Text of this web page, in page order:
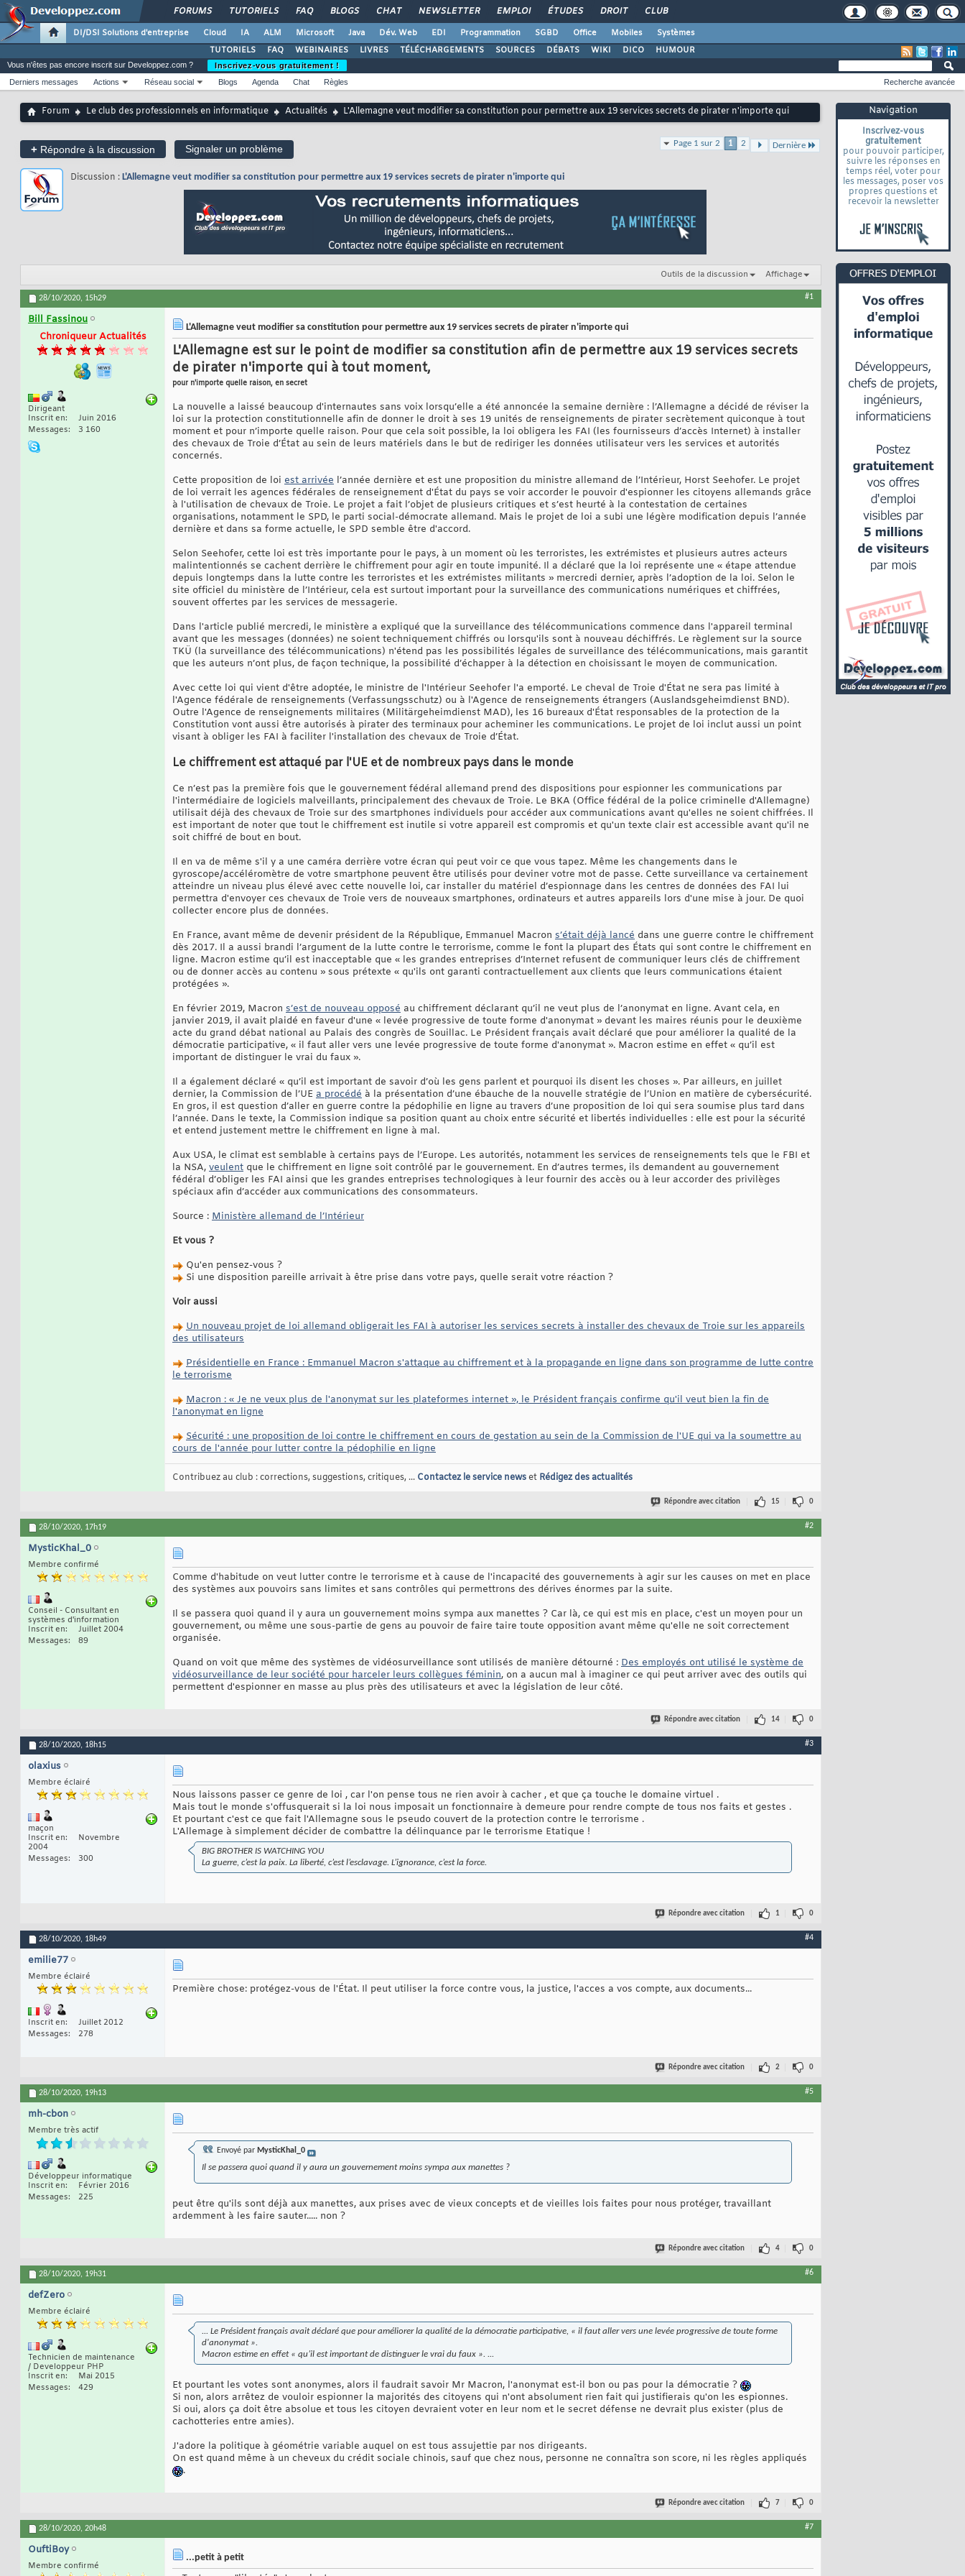
FORUMS TUTORIELS FAQ BLOGS CHAT NEWSLETTER EMPLOI ÉTUDES DROIT CLUB
DI/DSI Solutions d'entreprise Cloud IA ALM Microsoft Java Dév. Web EDI Programmation SGBD Office Mobiles
Systèmes
TUTORIELS
FAQ WEBINAIRES LIVRES TÉLÉCHARGEMENTS SOURCES DÉBATS WIKI DICO HUMOUR
Navigation
Inscrivez-vous
gratuitement
pour pouvoir participer,
suivre les réponses en
temps réel, voter pour
les messages, poser vos
propres questions et
recevoir la newsletter
Vous n'êtes pas encore inscrit sur Developpez.com ?
Inscrivez-vous gratuitement !
Derniers messages
Actions Réseau social Blogs Agenda Chat Règles Recherche avancée
Forum Le club des professionnels en informatique Actualités L'Allemagne veut modifier sa constitution pour permettre aux 19 services secrets de pirater n'importe qui
+ Répondre à la discussion Signaler un problème Page 1 sur 2 1 2 Dernière
Discussion : L'Allemagne veut modifier sa constitution pour permettre aux 19 services secrets de pirater n'importe qui
Outils de la discussion Affichage
28/10/2020, 15h29 #1
Bill Fassinou
Chroniqueur Actualités
Dirigeant
Inscrit en
Juin 2016
Messages
3 160
L'Allemagne veut modifier sa constitution pour permettre aux 19 services secrets de pirater n'importe qui
L'Allemagne est sur le point de modifier sa constitution afin de permettre aux 19 services secrets
de pirater n'importe qui à tout moment,
pour n'importe quelle raison, en secret
La nouvelle a laissé beaucoup d'internautes sans voix lorsqu’elle a été annoncée la semaine dernière : l’Allemagne a décidé de réviser la
loi sur la protection constitutionnelle afin de donner le droit à ses 19 unités de renseignements de pirater secrètement quiconque à tout
moment et pour n’importe quelle raison. Pour que cela soit possible, la loi obligera les FAI (les fournisseurs d’accès Internet) à installer
des chevaux de Troie d’État au sein de leurs matériels dans le but de rediriger les données utilisateur vers les services et autorités
concernés.
Cette proposition de loi est arrivée l’année dernière et est une proposition du ministre allemand de l’Intérieur, Horst Seehofer. Le projet
de loi verrait les agences fédérales de renseignement d'État du pays se voir accorder le pouvoir d'espionner les citoyens allemands grâce
à l'utilisation de chevaux de Troie. Le projet a fait l’objet de plusieurs critiques et s’est heurté à la contestation de certaines
organisations, notamment le SPD, le parti social-démocrate allemand. Mais le projet de loi a subi une légère modification depuis l’année
dernière et dans sa forme actuelle, le SPD semble être d'accord.
Selon Seehofer, cette loi est très importante pour le pays, à un moment où les terroristes, les extrémistes et plusieurs autres acteurs
malintentionnés se cachent derrière le chiffrement pour agir en toute impunité. Il a déclaré que la loi représente une « étape attendue
depuis longtemps dans la lutte contre les terroristes et les extrémistes militants » mercredi dernier, après l’adoption de la loi. Selon le
site officiel du ministère de l’Intérieur, cela est surtout important pour la surveillance des communications numériques et chiffrées,
souvent offertes par les services de messagerie.
Dans l'article publié mercredi, le ministère a expliqué que la surveillance des télécommunications commence dans l'appareil terminal
avant que les messages (données) ne soient techniquement chiffrés ou lorsqu'ils sont à nouveau déchiffrés. Le règlement sur la source
TKÜ (la surveillance des télécommunications) n'étend pas les possibilités légales de surveillance des télécommunications, mais garantit
que les auteurs n’ont plus, de façon technique, la possibilité d’échapper à la détection en choisissant le moyen de communication.
Avec cette loi qui vient d'être adoptée, le ministre de l'Intérieur Seehofer l'a emporté. Le cheval de Troie d'État ne sera pas limité à
l'Agence fédérale de renseignements (Verfassungsschutz) ou à l'Agence de renseignements étrangers (Auslandsgeheimdienst BND).
Outre l'Agence de renseignements militaires (Militärgeheimdienst MAD), les 16 bureaux d'État responsables de la protection de la
Constitution vont aussi être autorisés à pirater des terminaux pour acheminer les communications. Le projet de loi inclut aussi un point
visant à obliger les FAI à faciliter l'installation des chevaux de Troie d’État.
Le chiffrement est attaqué par l'UE et de nombreux pays dans le monde
Ce n’est pas la première fois que le gouvernement fédéral allemand prend des dispositions pour espionner les communications par
l'intermédiaire de logiciels malveillants, principalement des chevaux de Troie. Le BKA (Office fédéral de la police criminelle d'Allemagne)
utilisait déjà des chevaux de Troie sur des smartphones individuels pour accéder aux communications avant qu'elles ne soient chiffrées. Il
est important de noter que tout le chiffrement est inutile si votre appareil est compromis et qu'un texte clair est accessible avant qu'il ne
soit chiffré de bout en bout.
Il en va de même s'il y a une caméra derrière votre écran qui peut voir ce que vous tapez. Même les changements dans le
gyroscope/accéléromètre de votre smartphone peuvent être utilisés pour deviner votre mot de passe. Cette surveillance va certainement
atteindre un niveau plus élevé avec cette nouvelle loi, car installer du matériel d’espionnage dans les centres de données des FAI lui
permettra d'envoyer ces chevaux de Troie vers de nouveaux smartphones, ordinateurs et autres appareils lors d'une mise à jour. De quoi
collecter encore plus de données.
En France, avant même de devenir président de la République, Emmanuel Macron s’était déjà lancé dans une guerre contre le chiffrement
dès 2017. Il a aussi brandi l’argument de la lutte contre le terrorisme, comme le font la plupart des États qui sont contre le chiffrement en
ligne. Macron estime qu’il est inacceptable que « les grandes entreprises d’Internet refusent de communiquer leurs clés de chiffrement
ou de donner accès au contenu » sous prétexte « qu'ils ont garanti contractuellement aux clients que leurs communications étaient
protégées ».
En février 2019, Macron s’est de nouveau opposé au chiffrement déclarant qu’il ne veut plus de l’anonymat en ligne. Avant cela, en
janvier 2019, il avait plaidé en faveur d'une « levée progressive de toute forme d'anonymat » devant les maires réunis pour le deuxième
acte du grand débat national au Palais des congrès de Souillac. Le Président français avait déclaré que pour améliorer la qualité de la
démocratie participative, « il faut aller vers une levée progressive de toute forme d'anonymat ». Macron estime en effet « qu’il est
important de distinguer le vrai du faux ».
Il a également déclaré « qu’il est important de savoir d’où les gens parlent et pourquoi ils disent les choses ». Par ailleurs, en juillet
dernier, la Commission de l’UE a procédé à la présentation d’une ébauche de la nouvelle stratégie de l’Union en matière de cybersécurité.
En gros, il est question d’aller en guerre contre la pédophilie en ligne au travers d’une proposition de loi qui sera soumise plus tard dans
l’année. Dans le texte, la Commission indique sa position quant au choix entre sécurité et libertés individuelles : elle est pour la sécurité
et entend justement mettre le chiffrement en ligne à mal.
Aux USA, le climat est semblable à certains pays de l’Europe. Les autorités, notamment les services de renseignements tels que le FBI et
la NSA, veulent que le chiffrement en ligne soit contrôlé par le gouvernement. En d’autres termes, ils demandent au gouvernement
fédéral d’obliger les FAI ainsi que les grandes entreprises technologiques à leur fournir des accès ou à leur accorder des privilèges
spéciaux afin d’accéder aux communications des consommateurs.
Source : Ministère allemand de l’Intérieur
Et vous ?
Qu'en pensez-vous ?
Si une disposition pareille arrivait à être prise dans votre pays, quelle serait votre réaction ?
Voir aussi
Un nouveau projet de loi allemand obligerait les FAI à autoriser les services secrets à installer des chevaux de Troie sur les appareils
des utilisateurs
Présidentielle en France : Emmanuel Macron s'attaque au chiffrement et à la propagande en ligne dans son programme de lutte contre
le terrorisme
Macron : « Je ne veux plus de l'anonymat sur les plateformes internet », le Président français confirme qu'il veut bien la fin de
l'anonymat en ligne
Sécurité : une proposition de loi contre le chiffrement en cours de gestation au sein de la Commission de l'UE qui va la soumettre au
cours de l'année pour lutter contre la pédophilie en ligne
Contribuez au club : corrections, suggestions, critiques, ... Contactez le service newset Rédigez des actualités
Répondre avec citation 15 0
28/10/2020, 17h19 #2
MysticKhal_0
Membre confirmé
Conseil - Consultant en
systèmes d'information
Inscrit en
Juillet 2004
Messages
89
Comme d'habitude on veut lutter contre le terrorisme et à cause de l'incapacité des gouvernements à agir sur les causes on met en place
des systèmes aux pouvoirs sans limites et sans contrôles qui permettrons des dérives énormes par la suite.
Il se passera quoi quand il y aura un gouvernement moins sympa aux manettes ? Car là, ce qui est mis en place, c'est un moyen pour un
gouvernement, ou même une sous-partie de gens au pouvoir de faire taire toute opposition avant même qu'elle ne soit correctement
organisée.
Quand on voit que même des systèmes de vidéosurveillance sont utilisés de manière détourné : Des employés ont utilisé le système de
vidéosurveillance de leur société pour harceler leurs collègues féminin, on a aucun mal à imaginer ce qui peut arriver avec des outils qui
permettent d'espionner en masse au plus près des utilisateurs et avec la législation de leur côté.
Répondre avec citation 14 0
28/10/2020, 18h15 #3
olaxius
Membre éclairé
maçon
Inscrit en
Novembre
2004
Messages
300
Nous laissons passer ce genre de loi , car l'on pense tous ne rien avoir à cacher , et que ça touche le domaine virtuel .
Mais tout le monde s'offusquerait si la loi nous imposait un fonctionnaire à demeure pour rendre compte de tous nos faits et gestes .
Et pourtant c'est ce que fait l'Allemagne sous le pseudo couvert de la protection contre le terrorisme .
L'Allemage à simplement décider de combattre la délinquance par le terrorisme Etatique !
BIG BROTHER IS WATCHING YOU
La guerre, c’est la paix. La liberté, c’est l’esclavage. L’ignorance, c’est la force.
Répondre avec citation 1 0
28/10/2020, 18h49 #4
emilie77
Membre éclairé
Inscrit en
Juillet 2012
Messages
278
Première chose: protégez-vous de l'État. Il peut utiliser la force contre vous, la justice, l'acces a vos compte, aux documents...
Répondre avec citation 2 0
28/10/2020, 19h13 #5
mh-cbon
Membre très actif
Développeur informatique
Inscrit en
Février 2016
Messages
225
Envoyé par MysticKhal_0
Il se passera quoi quand il y aura un gouvernement moins sympa aux manettes ?
peut être qu'ils sont déjà aux manettes, aux prises avec de vieux concepts et de vieilles lois faites pour nous protéger, travaillant
ardemment à les faire sauter..... non ?
Répondre avec citation 4 0
28/10/2020, 19h31 #6
defZero
Membre éclairé
Technicien de maintenance
/ Developpeur PHP
Inscrit en
Mai 2015
Messages
429
... Le Président français avait déclaré que pour améliorer la qualité de la démocratie participative, « il faut aller vers une levée progressive de toute forme
d'anonymat ».
Macron estime en effet « qu’il est important de distinguer le vrai du faux ». ...
Et pourtant les votes sont anonymes, alors il faudrait savoir Mr Macron, l'anonymat est-il bon ou pas pour la démocratie ?
Si non, alors arrêtez de vouloir espionner la majorités des citoyens qui n'ont absolument rien fait qui justifierais qu'on les espionnes.
Si oui, alors ça doit être absolue et tous les citoyen devraient voter en leur nom et le secret défense ne devrait plus exister (plus de
cachotteries entre amies).
J'adore la politique à géométrie variable auquel on est tous assujettie par nos dirigeants.
On est quand même à un cheveux du crédit sociale chinois, sauf que chez nous, personne ne connaîtra son score, ni les règles appliqués
.
Répondre avec citation 7 0
28/10/2020, 20h48 #7
OuftiBoy
Membre confirmé
...petit à petit